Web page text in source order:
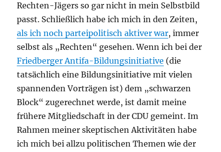
Rechten-Jägers so gar nicht in mein Selbstbild
passt. Schließlich habe ich mich in den Zeiten,
als ich noch parteipolitisch aktiver war, immer
selbst als „Rechten“ gesehen. Wenn ich bei der
Friedberger Antifa-Bildungsinitiative (die
tatsächlich eine Bildungsinitiative mit vielen
spannenden Vorträgen ist) dem „schwarzen
Block“ zugerechnet werde, ist damit meine
frühere Mitgliedschaft in der CDU gemeint. Im
Rahmen meiner skeptischen Aktivitäten habe
ich mich bei allzu politischen Themen wie der